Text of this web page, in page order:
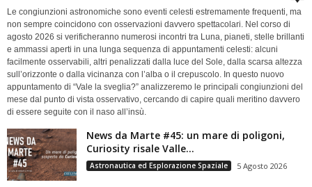
Le congiunzioni astronomiche sono eventi celesti estremamente frequenti, ma
non sempre coincidono con osservazioni davvero spettacolari. Nel corso di
agosto 2026 si verificheranno numerosi incontri tra Luna, pianeti, stelle brillanti
e ammassi aperti in una lunga sequenza di appuntamenti celesti: alcuni
facilmente osservabili, altri penalizzati dalla luce del Sole, dalla scarsa altezza
sull’orizzonte o dalla vicinanza con l’alba o il crepuscolo. In questo nuovo
appuntamento di “Vale la sveglia?” analizzeremo le principali congiunzioni del
mese dal punto di vista osservativo, cercando di capire quali meritino davvero
di essere seguite con il naso all’insù.
News da Marte #45: un mare di poligoni,
Curiosity risale Valle...
Astronautica ed Esplorazione Spaziale 5 Agosto 2026